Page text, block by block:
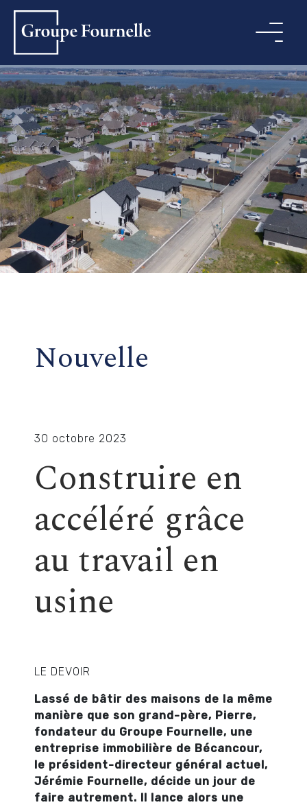
Nouvelle
30 octobre 2023
Construire en
accéléré grâce
au travail en
usine
LE DEVOIR
Lassé de bâtir des maisons de la même
manière que son grand-père, Pierre,
fondateur du Groupe Fournelle, une
entreprise immobilière de Bécancour,
le président-directeur général actuel,
Jérémie Fournelle, décide un jour de
faire autrement. Il lance alors une